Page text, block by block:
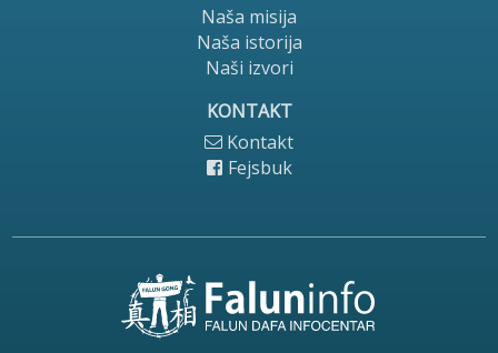
Naša misija
Naša istorija
Naši izvori
KONTAKT
Kontakt
Fejsbuk